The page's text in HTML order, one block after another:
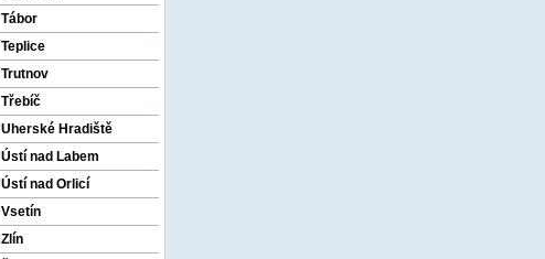
Tábor
Teplice
Trutnov
Třebíč
Uherské Hradiště
Ústí nad Labem
Ústí nad Orlicí
Vsetín
Zlín